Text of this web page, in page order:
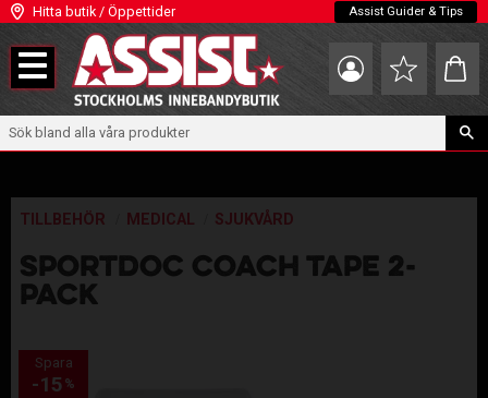
Meny
Hitta butik / Öppettider Assist Guider & Tips
Favoriter
TILLBEHÖR MEDICAL SJUKVÅRD
SPORTDOC COACH TAPE 2-
PACK
Spara
15 %